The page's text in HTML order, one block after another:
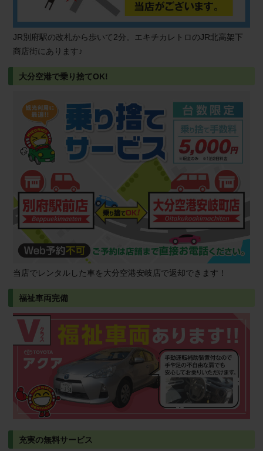
JR別府駅の改札から歩いて2分。エキチカレトロのJR北高架下
商店街にあります♪
大分空港で乗り捨てOK!
当店でレンタルした車を大分空港安岐店で返却できます！
福祉車両完備
充実の無料サービス